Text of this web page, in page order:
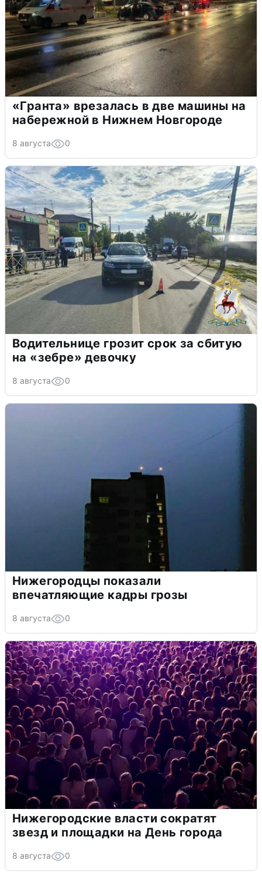
«Гранта» врезалась в две машины на
набережной в Нижнем Новгороде
8 августа 0
Водительнице грозит срок за сбитую
на «зебре» девочку
8 августа 0
Нижегородцы показали
впечатляющие кадры грозы
8 августа 0
Нижегородские власти сократят
звезд и площадки на День города
8 августа 0